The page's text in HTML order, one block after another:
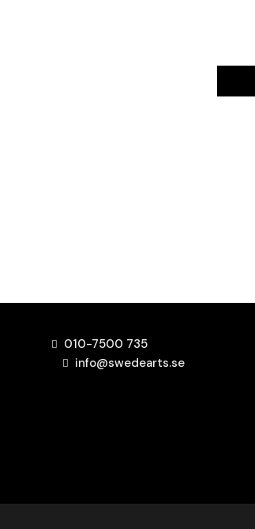
010-7500 735
info@swedearts.se